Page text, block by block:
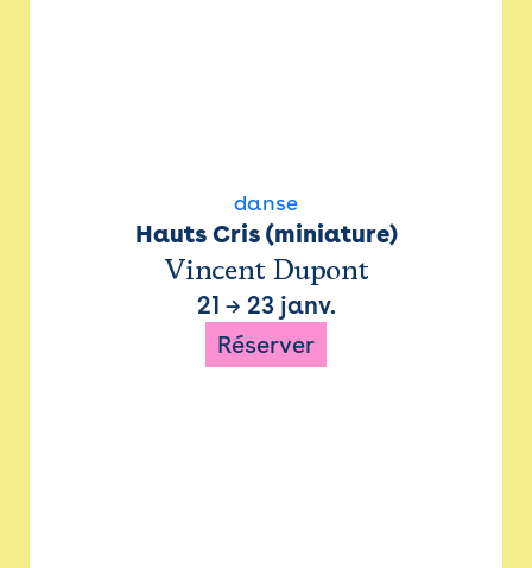
danse
Hauts Cris (miniature)
Vincent Dupont
21 → 23 janv.
Réserver